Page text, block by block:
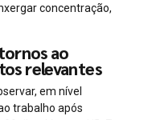
concentração,
ao
relevantes
em nível
trabalho após